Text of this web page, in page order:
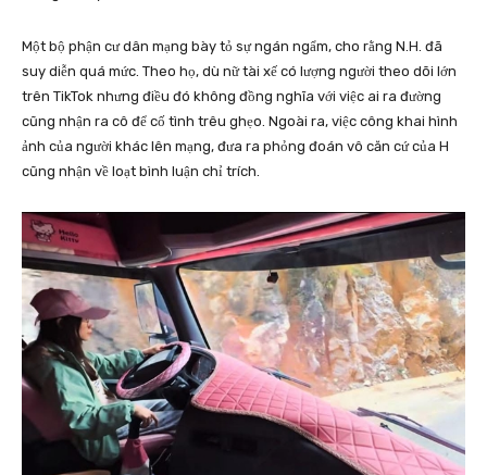
Một bộ phận cư dân mạng bày tỏ sự ngán ngẩm, cho rằng N.H. đã
suy diễn quá mức. Theo họ, dù nữ tài xế có lượng người theo dõi lớn
trên TikTok nhưng điều đó không đồng nghĩa với việc ai ra đường
cũng nhận ra cô để cố tình trêu ghẹo. Ngoài ra, việc công khai hình
ảnh của người khác lên mạng, đưa ra phỏng đoán vô căn cứ của H
cũng nhận về loạt bình luận chỉ trích.